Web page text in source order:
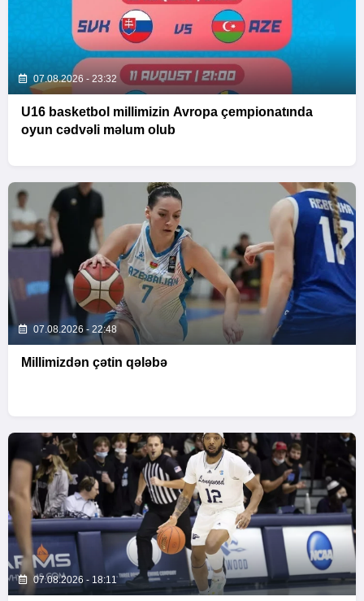
07.08.2026 - 23:32
U16 basketbol millimizin Avropa çempionatında
oyun cədvəli məlum olub
07.08.2026 - 22:48
Millimizdən çətin qələbə
07.08.2026 - 18:11